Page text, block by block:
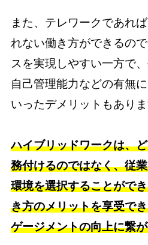
また、テレワークであれ
れない働き方ができるの
スを実現しやすい一方で
自己管理能力などの有無
いったデメリットもありま
ハイブリッドワークは、
務付けるのではなく、従
環境を選択することがで
き方のメリットを享受で
ゲージメントの向上に繋